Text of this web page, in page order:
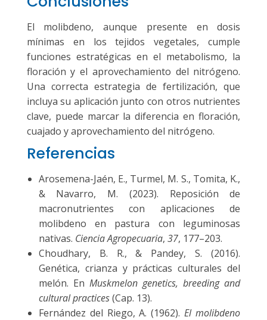
El molibdeno, aunque presente en dosis
mínimas en los tejidos vegetales, cumple
funciones estratégicas en el metabolismo, la
floración y el aprovechamiento del nitrógeno.
Una correcta estrategia de fertilización, que
incluya su aplicación junto con otros nutrientes
clave, puede marcar la diferencia en floración,
cuajado y aprovechamiento del nitrógeno.
Referencias
Arosemena-Jaén, E., Turmel, M. S., Tomita, K.,
& Navarro, M. (2023). Reposición de
macronutrientes con aplicaciones de
molibdeno en pastura con leguminosas
nativas. Ciencia Agropecuaria, 37, 177–203.
Choudhary, B. R., & Pandey, S. (2016).
Genética, crianza y prácticas culturales del
melón. En Muskmelon genetics, breeding and
cultural practices(Cap. 13).
Fernández del Riego, A. (1962).El molibdeno